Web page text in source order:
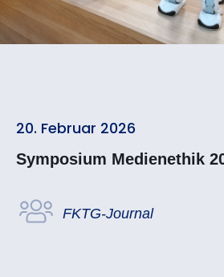
20. Februar 2026
Symposium Medienethik
FKTG-Journal